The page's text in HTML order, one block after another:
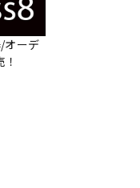
オーデ